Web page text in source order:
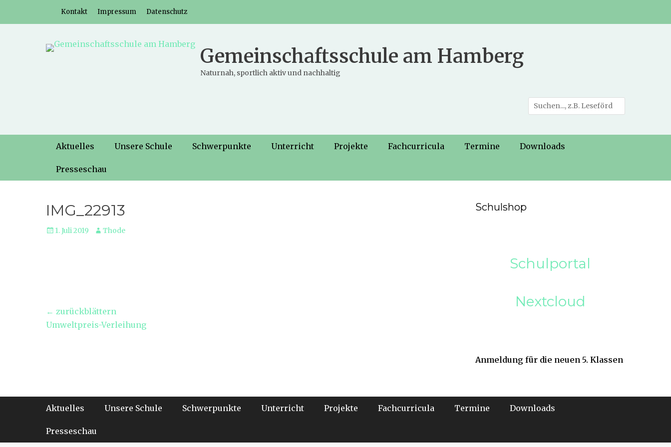
Header-Menü
Weiter
Kontakt Impressum Datenschutz
Gemeinschaftsschule am Hamberg
Naturnah, sportlich aktiv und nachhaltig
Suche
nach:
Hauptmenü
Weiter
Inhalt
Aktuelles Unsere Schule Schwerpunkte Unterricht Projekte Fachcurricula Termine Downloads
Presseschau
IMG_22913
Veröffentlicht
1. Juli 2019 Autor
Thode
Beitragsnavigation
← zurückblättern
Vorheriger
Umweltpreis-Verleihung
Schulshop
Schulportal
Nextcloud
Anmeldung für die neuen 5. Klassen
Footer-Menü
Weiter
Inhalt
Aktuelles Unsere Schule Schwerpunkte Unterricht Projekte Fachcurricula Termine Downloads
Presseschau